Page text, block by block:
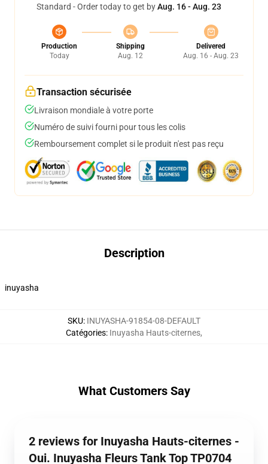
Standard - Order today to get byAug. 16 - Aug. 23
Production
Today
Shipping
Aug. 12
Delivered
Aug. 16 - Aug. 23
Transaction sécurisée
Livraison mondiale à votre porte
Numéro de suivi fourni pour tous les colis
Remboursement complet si le produit n'est pas reçu
Description
inuyasha
SKU: INUYASHA-91854-08-DEFAULT
Catégories: Inuyasha Hauts-citernes,
What Customers Say
2 reviews for Inuyasha Hauts-citernes -
Oui. Inuyasha Fleurs Tank Top TP0704